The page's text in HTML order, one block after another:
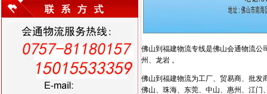
佛山到福建物流专线是佛山会通物流公
州、龙岩 。
佛山到福建物流为工厂、贸易商、批发
佛山、珠海、东莞、中山、惠州、江门